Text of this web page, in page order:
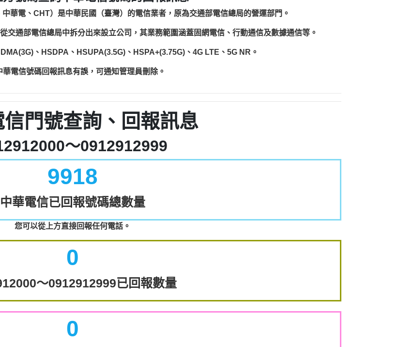
華電、CHT）是中華民國（臺灣）的電信業者，原為交通部電信總局的營運部門。
交通部電信總局中拆分出來設立公司，其業務範圍涵蓋固網電信、行動通信及數據通信等。
、HSDPA、HSUPA(3.5G)、HSPA+(3.75G)、4G LTE、5G NR。
華電信號碼回報訊息有誤，可通知管理員刪除。
信門號查詢、回報訊息
～0912912999
9918
中華電信已回報號碼總數量
您可以從上方直接回報任何電話。
0
～0912912999已回報數量
0